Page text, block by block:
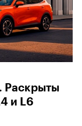
Раскрыты
и L6